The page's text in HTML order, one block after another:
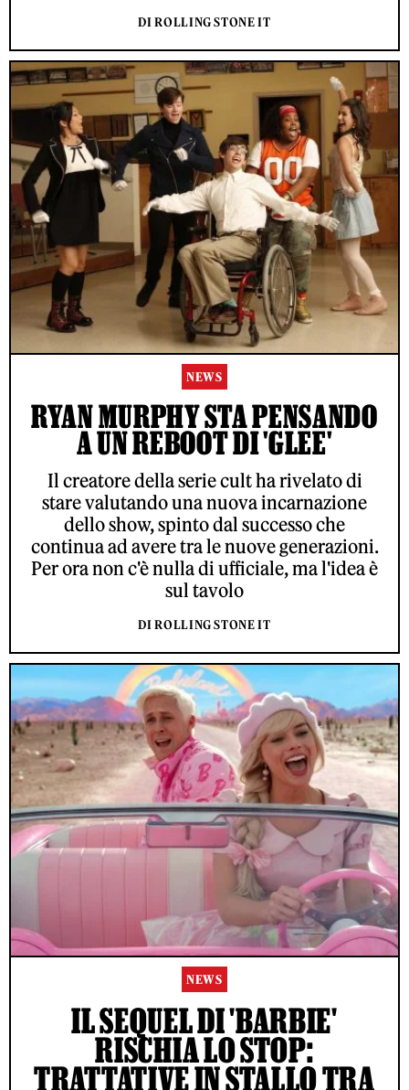
DI ROLLING STONE IT
NEWS
RYAN MURPHY STA PENSANDO
A UN REBOOT DI 'GLEE'
Il creatore della serie cult ha rivelato di
stare valutando una nuova incarnazione
dello show, spinto dal successo che
continua ad avere tra le nuove generazioni.
Per ora non c'è nulla di ufficiale, ma l'idea è
sul tavolo
DI ROLLING STONE IT
NEWS
IL SEQUEL DI 'BARBIE'
RISCHIA LO STOP:
TRATTATIVE IN STALLO TRA